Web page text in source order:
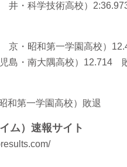
・科学技術高校）
・昭和第一学園高校）
・南大隅高校）12.714
第一学園高校）敗退
ム）速報サイト